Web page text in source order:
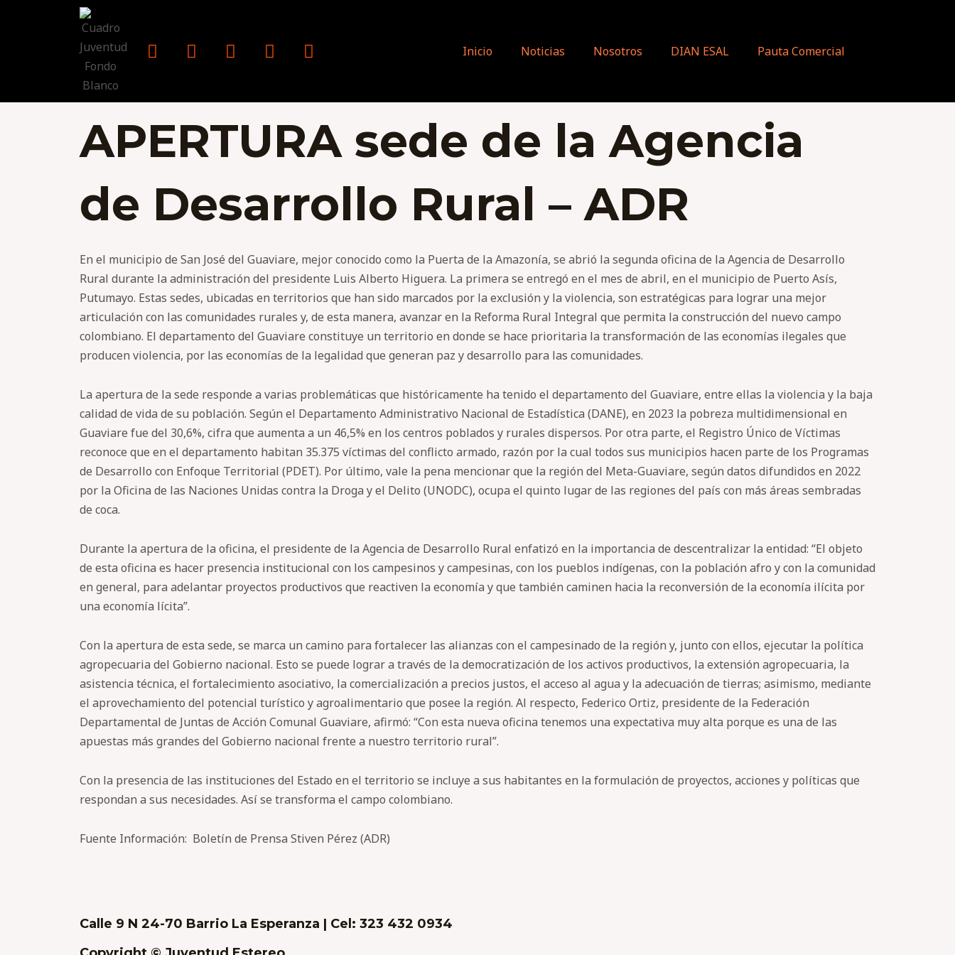
Inicio Noticias Nosotros DIAN ESAL Pauta Comercial
APERTURA sede de la Agencia
de Desarrollo Rural – ADR
En el municipio de San José del Guaviare, mejor conocido como la Puerta de la Amazonía, se abrió la segunda oficina de la Agencia de Desarrollo
Rural durante la administración del presidente Luis Alberto Higuera. La primera se entregó en el mes de abril, en el municipio de Puerto Asís,
Putumayo. Estas sedes, ubicadas en territorios que han sido marcados por la exclusión y la violencia, son estratégicas para lograr una mejor
articulación con las comunidades rurales y, de esta manera, avanzar en la Reforma Rural Integral que permita la construcción del nuevo campo
colombiano. El departamento del Guaviare constituye un territorio en donde se hace prioritaria la transformación de las economías ilegales que
producen violencia, por las economías de la legalidad que generan paz y desarrollo para las comunidades.
La apertura de la sede responde a varias problemáticas que históricamente ha tenido el departamento del Guaviare, entre ellas la violencia y la baja
calidad de vida de su población. Según el Departamento Administrativo Nacional de Estadística (DANE), en 2023 la pobreza multidimensional en
Guaviare fue del 30,6%, cifra que aumenta a un 46,5% en los centros poblados y rurales dispersos. Por otra parte, el Registro Único de Víctimas
reconoce que en el departamento habitan 35.375 víctimas del conflicto armado, razón por la cual todos sus municipios hacen parte de los Programas
de Desarrollo con Enfoque Territorial (PDET). Por último, vale la pena mencionar que la región del Meta-Guaviare, según datos difundidos en 2022
por la Oficina de las Naciones Unidas contra la Droga y el Delito (UNODC), ocupa el quinto lugar de las regiones del país con más áreas sembradas
de coca.
Durante la apertura de la oficina, el presidente de la Agencia de Desarrollo Rural enfatizó en la importancia de descentralizar la entidad: “El objeto
de esta oficina es hacer presencia institucional con los campesinos y campesinas, con los pueblos indígenas, con la población afro y con la comunidad
en general, para adelantar proyectos productivos que reactiven la economía y que también caminen hacia la reconversión de la economía ilícita por
una economía lícita”.
Con la apertura de esta sede, se marca un camino para fortalecer las alianzas con el campesinado de la región y, junto con ellos, ejecutar la política
agropecuaria del Gobierno nacional. Esto se puede lograr a través de la democratización de los activos productivos, la extensión agropecuaria, la
asistencia técnica, el fortalecimiento asociativo, la comercialización a precios justos, el acceso al agua y la adecuación de tierras; asimismo, mediante
el aprovechamiento del potencial turístico y agroalimentario que posee la región. Al respecto, Federico Ortiz, presidente de la Federación
Departamental de Juntas de Acción Comunal Guaviare, afirmó: “Con esta nueva oficina tenemos una expectativa muy alta porque es una de las
apuestas más grandes del Gobierno nacional frente a nuestro territorio rural”.
Con la presencia de las instituciones del Estado en el territorio se incluye a sus habitantes en la formulación de proyectos, acciones y políticas que
respondan a sus necesidades. Así se transforma el campo colombiano.
Fuente Información: Boletín de Prensa Stiven Pérez (ADR)
Calle 9 N 24-70 Barrio La Esperanza | Cel: 323 432 0934